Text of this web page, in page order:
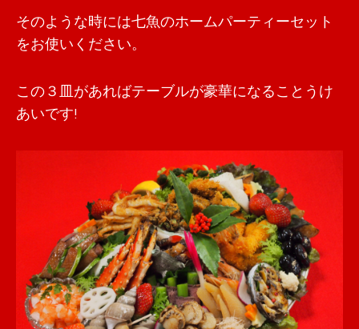
そのような時には七魚のホームパーティーセット
をお使いください。
この３皿があればテーブルが豪華になることうけ
あいです!